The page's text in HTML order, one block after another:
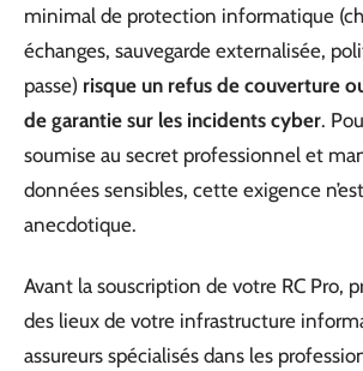
minimal de protection informatique
échanges, sauvegarde externalisée,
passe) risque un refus de couverture
de garantie sur les incidents cyber.
soumise au secret professionnel et
données sensibles, cette exigence
anecdotique.
Avant la souscription de votre RC Pro,
des lieux de votre infrastructure
assureurs spécialisés dans les